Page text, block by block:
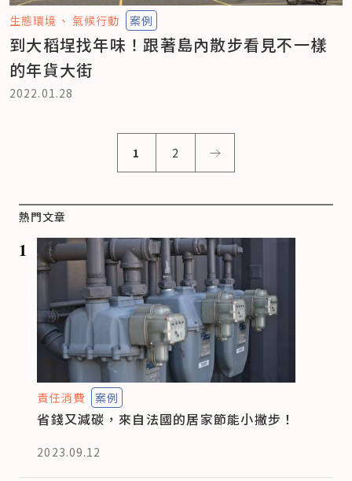
生態環境 氣候行動 案例
到大稻埕找年味！跟著島內散步看見不一樣
的年貨大街
2022.01.28
1 2
熱門文章
1
責任消費 案例
省錢又減碳，來自法國的居家節能小撇步！
2023.09.12